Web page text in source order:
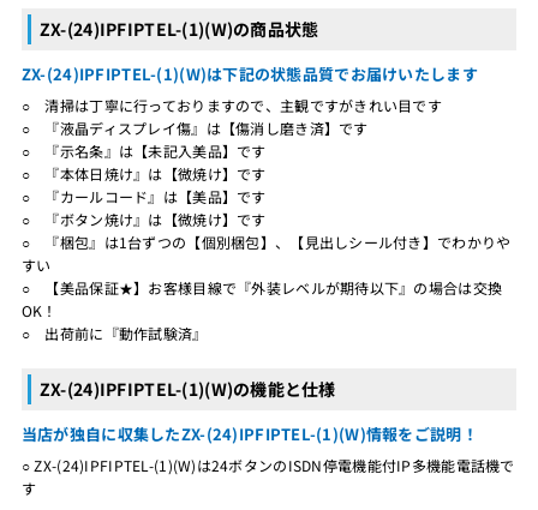
ZX-(24)IPFIPTEL-(1)(W)の商品状態
ZX-(24)IPFIPTEL-(1)(W)は下記の状態品質でお届けいたします
○ 清掃は丁寧に行っておりますので、主観ですがきれい目です
○ 『液晶ディスプレイ傷』は【傷消し磨き済】です
○ 『示名条』は【未記入美品】です
○ 『本体日焼け』は【微焼け】です
○ 『カールコード』は【美品】です
○ 『ボタン焼け』は【微焼け】です
○ 『梱包』は1台ずつの【個別梱包】、【見出しシール付き】でわかりや
すい
○ 【美品保証★】お客様目線で『外装レベルが期待以下』の場合は交換
OK！
○ 出荷前に『動作試験済』
ZX-(24)IPFIPTEL-(1)(W)の機能と仕様
当店が独自に収集したZX-(24)IPFIPTEL-(1)(W)情報をご説明！
○ ZX-(24)IPFIPTEL-(1)(W)は24ボタンのISDN停電機能付IP多機能電話機で
す